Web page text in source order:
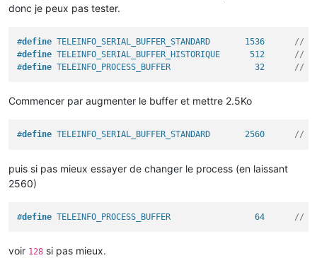
donc je peux pas tester.
#define TELEINFO_SERIAL_BUFFER_STANDARD       1536 //
#define TELEINFO_SERIAL_BUFFER_HISTORIQUE      512 //
#define TELEINFO_PROCESS_BUFFER                 32 //
Commencer par augmenter le buffer et mettre 2.5Ko
#define TELEINFO_SERIAL_BUFFER_STANDARD       2560 //
puis si pas mieux essayer de changer le process (en laissant
2560)
#define TELEINFO_PROCESS_BUFFER                 64 //
voir 128 si pas mieux.